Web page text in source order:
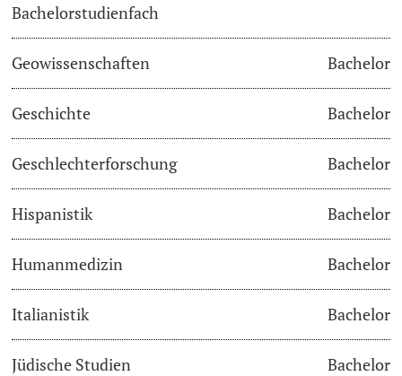
Advice & Support
Student Advice Center
Funding
Career Counseling
Social Services & Health Care
Bachelorstudienfach
Geowissenschaften Bachelor
Geschichte Bachelor
Geschlechterforschung Bachelor
Hispanistik Bachelor
Humanmedizin Bachelor
Italianistik Bachelor
Jüdische Studien Bachelor